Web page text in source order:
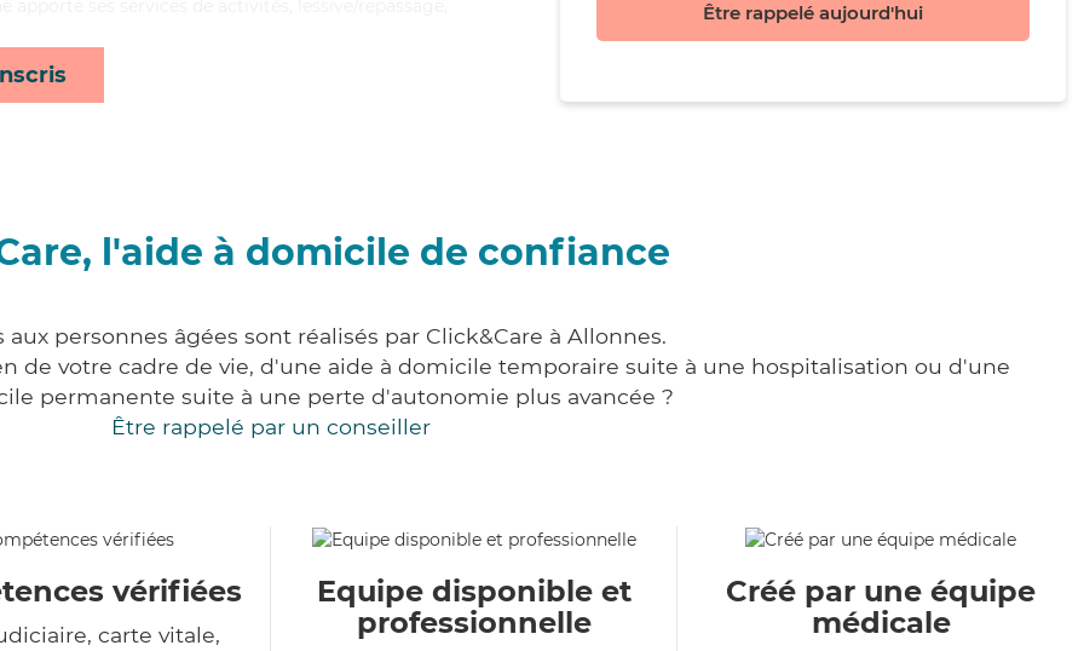
Être rappelé aujourd'hui
l'aide à domicile de confiance
aux personnes âgées sont réalisés par Click&Care à Allonnes.
de votre cadre de vie, d'une aide à domicile temporaire suite à une hospitalisation ou d'une
permanente suite à une perte d'autonomie plus avancée ?
Être rappelé par un conseiller
vérifiées
carte vitale,
Equipe disponible et
professionnelle
Créé par une équipe
médicale